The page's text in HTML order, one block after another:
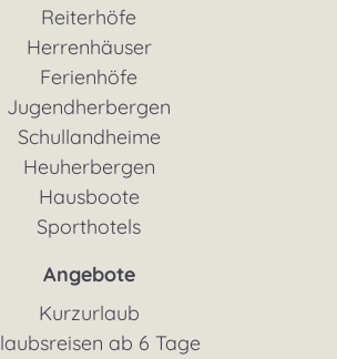
Reiterhöfe
Herrenhäuser
Ferienhöfe
Jugendherbergen
Schullandheime
Heuherbergen
Hausboote
Sporthotels
Angebote
Kurzurlaub
ab 6 Tage